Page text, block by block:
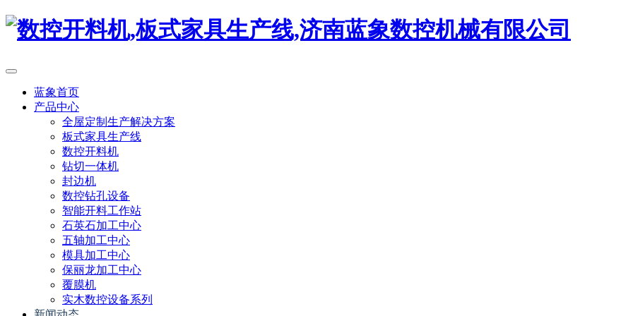
蓝象首页
产品中心
全屋定制生产解决方案
板式家具生产线
数控开料机
钻切一体机
封边机
数控钻孔设备
智能开料工作站
石英石加工中心
五轴加工中心
模具加工中心
保丽龙加工中心
覆膜机
实木数控设备系列